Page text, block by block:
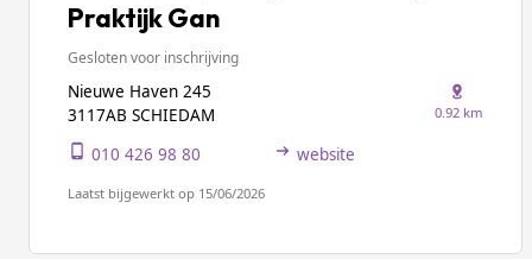
Praktijk Gan
Gesloten voor inschrijving
Nieuwe Haven 245
3117AB SCHIEDAM
0.92 km
010 426 98 80 website
Laatst bijgewerkt op 15/06/2026